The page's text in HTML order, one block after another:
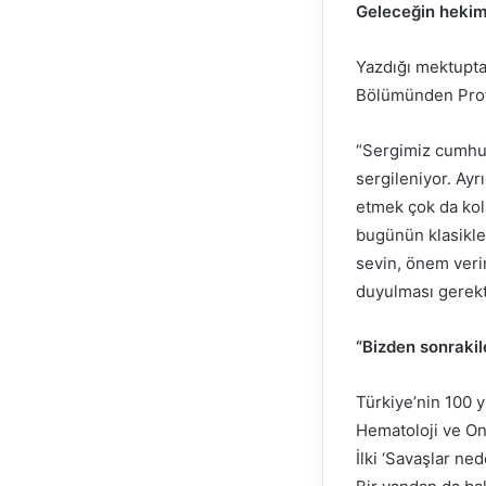
Geleceğin
Yazdığı
Bölümünden
“Sergimiz
sergileniyor.
etmek çok da
bugünün
sevin, önem
duyulması
“Bizden
Türkiye’nin 100
Hematoloji ve
İlki ‘Savaşlar